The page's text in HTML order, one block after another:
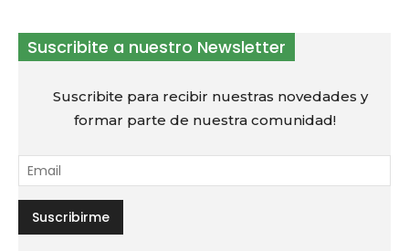
Suscribite a nuestro Newsletter
Suscribite para recibir nuestras novedades y
formar parte de nuestra comunidad!